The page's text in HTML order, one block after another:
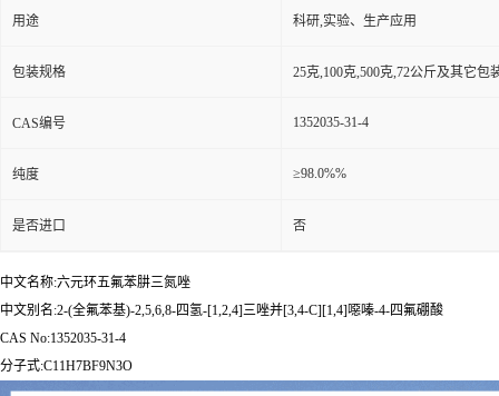
用途 科研,实验、生产应用
包装规格 25克,100克,500克,72公斤及其它包
CAS编号 1352035-31-4
纯度 ≥98.0%%
是否进口 否
中文名称:六元环五氟苯肼三氮唑
中文别名:2-(全氟苯基)-2,5,6,8-四氢-[1,2,4]三唑并[3,4-C][1,4]噁嗪-4-四氟硼酸
CAS No:1352035-31-4
分子式:C11H7BF9N3O